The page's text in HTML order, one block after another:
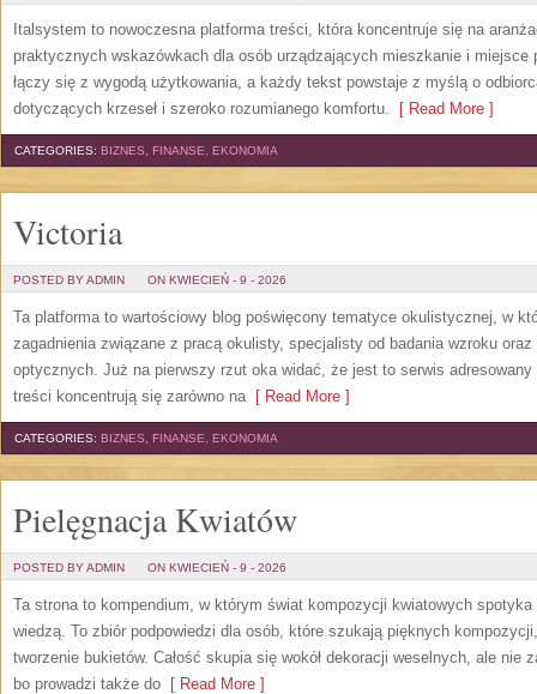
Italsystem to nowoczesna platforma treści, która koncentruje się na
praktycznych wskazówkach dla osób urządzających mieszkanie i miejsce
łączy się z wygodą użytkowania, a każdy tekst powstaje z myślą o
dotyczących krzeseł i szeroko rozumianego komfortu. [ Read More ]
CATEGORIES: BIZNES, FINANSE, EKONOMIA
Victoria
POSTED BY ADMIN ON KWIECIEŃ - 9 - 2026
Ta platforma to wartościowy blog poświęcony tematyce okulistycznej, w
zagadnienia związane z pracą okulisty, specjalisty od badania wzroku
optycznych. Już na pierwszy rzut oka widać, że jest to serwis
treści koncentrują się zarówno na[ Read More ]
CATEGORIES: BIZNES, FINANSE, EKONOMIA
Pielęgnacja Kwiatów
POSTED BY ADMIN ON KWIECIEŃ - 9 - 2026
Ta strona to kompendium, w którym świat kompozycji kwiatowych
wiedzą. To zbiór podpowiedzi dla osób, które szukają pięknych
tworzenie bukietów. Całość skupia się wokół dekoracji weselnych, ale nie
bo prowadzi także do [ Read More ]